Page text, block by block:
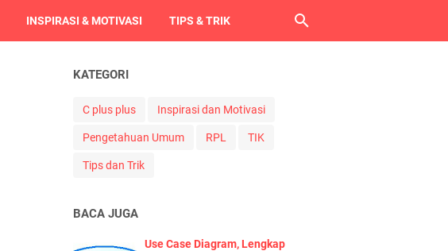
INSPIRASI & MOTIVASI TIPS & TRIK
KATEGORI
C plus plus Inspirasi dan Motivasi
Pengetahuan Umum RPL TIK
Tips dan Trik
BACA JUGA
Use Case Diagram, Lengkap